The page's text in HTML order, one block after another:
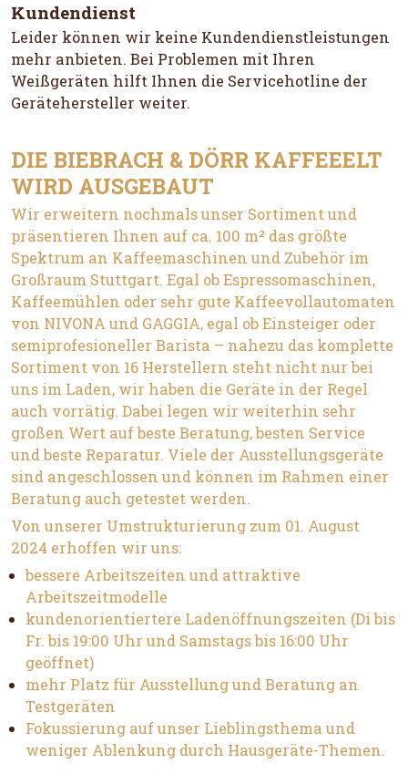
Kundendienst
Leider können wir keine Kundendienstleistungen
mehr anbieten. Bei Problemen mit Ihren
Weißgeräten hilft Ihnen die Servicehotline der
Gerätehersteller weiter.
DIE BIEBRACH & DÖRR KAFFEEELT
WIRD AUSGEBAUT
Wir erweitern nochmals unser Sortiment und
präsentieren Ihnen auf ca. 100 m² das größte
Spektrum an Kaffeemaschinen und Zubehör im
Großraum Stuttgart. Egal ob Espressomaschinen,
Kaffeemühlen oder sehr gute Kaffeevollautomaten
von NIVONA und GAGGIA, egal ob Einsteiger oder
semiprofesioneller Barista – nahezu das komplette
Sortiment von 16 Herstellern steht nicht nur bei
uns im Laden, wir haben die Geräte in der Regel
auch vorrätig. Dabei legen wir weiterhin sehr
großen Wert auf beste Beratung, besten Service
und beste Reparatur. Viele der Ausstellungsgeräte
sind angeschlossen und können im Rahmen einer
Beratung auch getestet werden.
Von unserer Umstrukturierung zum 01. August
2024 erhoffen wir uns:
bessere Arbeitszeiten und attraktive
Arbeitszeitmodelle
kundenorientiertere Ladenöffnungszeiten (Di bis
Fr. bis 19:00 Uhr und Samstags bis 16:00 Uhr
geöffnet)
mehr Platz für Ausstellung und Beratung an
Testgeräten
Fokussierung auf unser Lieblingsthema und
weniger Ablenkung durch Hausgeräte-Themen.